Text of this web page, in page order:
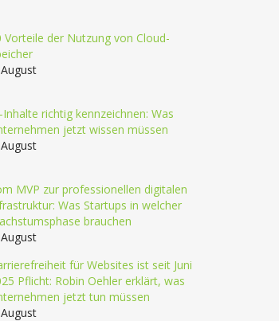
Vorteile der Nutzung von Cloud-
Inhalte richtig kennzeichnen: Was
jetzt wissen müssen
MVP zur professionellen digitalen
Was Startups in welcher
brauchen
für Websites ist seit Juni
Pflicht: Robin Oehler erklärt, was
jetzt tun müssen